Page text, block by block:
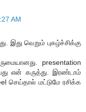
AM
இது வெறும் புகழ்ச்சிக்கு
presentation
என் கருத்து. இரண்டாம்
செய்தால் மட்டுமே ரசிக்க